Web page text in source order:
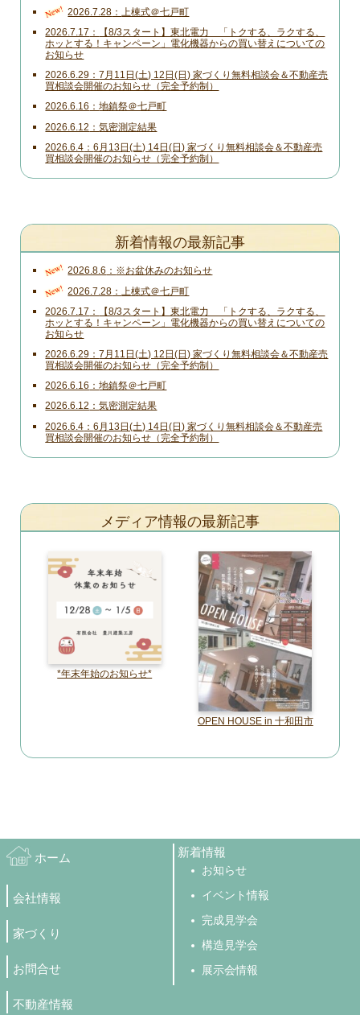
New! 2026.7.28 上棟式＠七戸町
2026.7.17
【8/3スタート】東北電力 「トクする、ラクする、
ホッとする！キャンペーン」電化機器からの買い替えについての
お知らせ
2026.6.29
7月11日(土) 12日(日) 家づくり無料相談会＆不動産売
買相談会開催のお知らせ（完全予約制）
2026.6.16 地鎮祭＠七戸町
2026.6.12 気密測定結果
2026.6.4
6月13日(土) 14日(日) 家づくり無料相談会＆不動産売
買相談会開催のお知らせ（完全予約制）
新着情報の最新記事
New! 2026.8.6 ※お盆休みのお知らせ
New! 2026.7.28 上棟式＠七戸町
2026.7.17
【8/3スタート】東北電力 「トクする、ラクする、
ホッとする！キャンペーン」電化機器からの買い替えについての
お知らせ
2026.6.29
7月11日(土) 12日(日) 家づくり無料相談会＆不動産売
買相談会開催のお知らせ（完全予約制）
2026.6.16 地鎮祭＠七戸町
2026.6.12 気密測定結果
2026.6.4
6月13日(土) 14日(日) 家づくり無料相談会＆不動産売
買相談会開催のお知らせ（完全予約制）
メディア情報の最新記事
*年末年始のお知らせ*
OPEN HOUSE in 十和田市
ホーム
会社情報
家づくり
お問合せ
不動産情報
新着情報
お知らせ
イベント情報
完成見学会
構造見学会
展示会情報